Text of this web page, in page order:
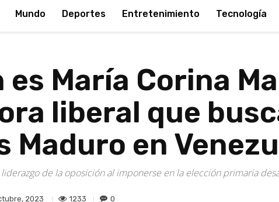
Mundo Deportes Entretenimiento Tecnología
es María Corina
liberal que
Maduro en
de la oposición al imponerse en la elección primaria
2023 1233 0